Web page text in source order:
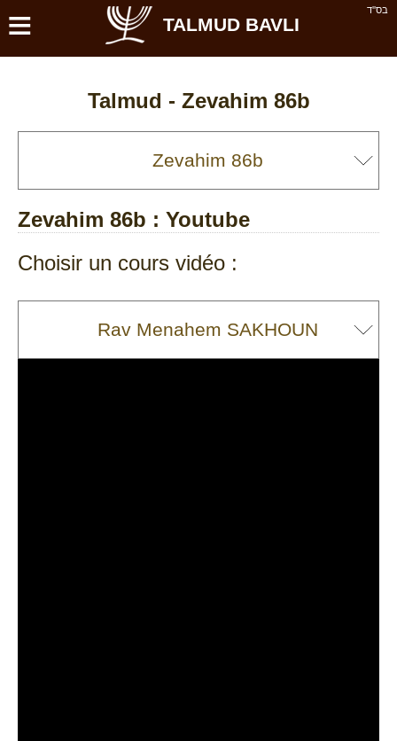
בס''ד ≡ TALMUD BAVLI
Talmud - Zevahim 86b
Zevahim 86b : Youtube
Choisir un cours vidéo :